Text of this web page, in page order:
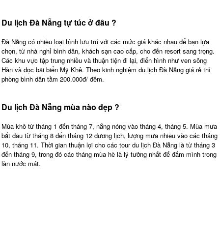
Du lịch Đà Nẵng tự túc ở đâu ?
Đà Nẵng có nhiều loại hình lưu trú với các mức giá khác nhau để bạn lựa
chọn, từ nhà nghỉ bình dân, khách sạn cao cấp, cho đến resort sang trọng.
Các khu vực tập trung nhiều và thuận tiện đi lại, điển hình như ven sông
Hàn và dọc bãi biển Mỹ Khê. Theo kinh nghiệm du lịch Đà Nẵng giá rẻ thì
phòng bình dân tầm 200.000đ/ đêm.
Du lịch Đà Nẵng mùa nào đẹp ?
Mùa khô từ tháng 1 đến tháng 7, nắng nóng vào tháng 4, tháng 5. Mùa mưa
bắt đầu từ tháng 8 đến tháng 12 dương lịch, lượng mưa nhiều vào các tháng
10, tháng 11. Thời gian thuận lợi cho các tour du lịch Đà Nẵng là từ tháng 3
đến tháng 9, trong đó các tháng mùa hè là lý tưởng nhất để đắm mình trong
làn nước mát.